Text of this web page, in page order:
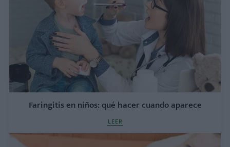
Faringitis en niños: qué hacer cuando aparece
LEER